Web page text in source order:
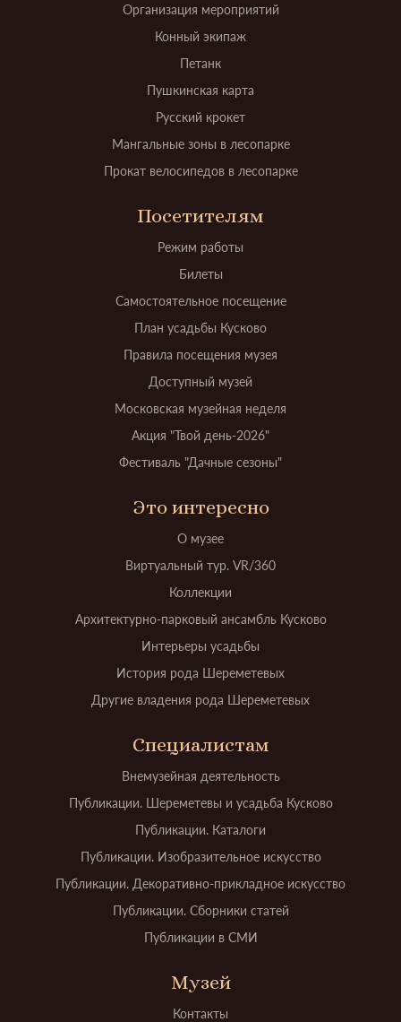
Организация мероприятий
Конный экипаж
Петанк
Пушкинская карта
Русский крокет
Мангальные зоны в лесопарке
Прокат велосипедов в лесопарке
Посетителям
Режим работы
Билеты
Самостоятельное посещение
План усадьбы Кусково
Правила посещения музея
Доступный музей
Московская музейная неделя
Акция "Твой день-2026"
Фестиваль "Дачные сезоны"
Это интересно
О музее
Виртуальный тур. VR/360
Коллекции
Архитектурно-парковый ансамбль Кусково
Интерьеры усадьбы
История рода Шереметевых
Другие владения рода Шереметевых
Специалистам
Внемузейная деятельность
Публикации. Шереметевы и усадьба Кусково
Публикации. Каталоги
Публикации. Изобразительное искусство
Публикации. Декоративно-прикладное искусство
Публикации. Сборники статей
Публикации в СМИ
Музей
Контакты